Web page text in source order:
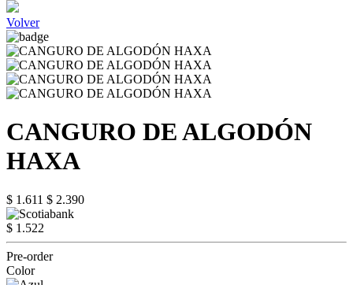
Volver
CANGURO DE ALGODÓN
HAXA
$ 1.611 $ 2.390
$ 1.522
Pre-order
Color